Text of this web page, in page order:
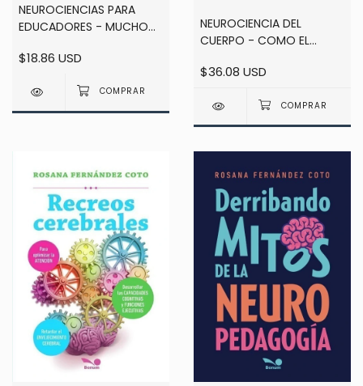
NEUROCIENCIAS PARA
EDUCADORES - MUCHO
RASPALL
$18.86 USD
NEUROCIENCIA DEL
CUERPO - COMO EL
CEREBRO - CASTELLANOS
$36.08 USD